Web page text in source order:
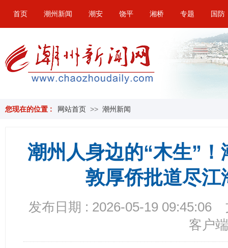
首页 潮州新闻 潮安 饶平 湘桥 专题 国防
您现在的位置 : 网站首页 >> 潮州新闻
潮州人身边的“木生”
敦厚侨批道尽江
发布日期 : 2026-05-19 09:45:06
客户端